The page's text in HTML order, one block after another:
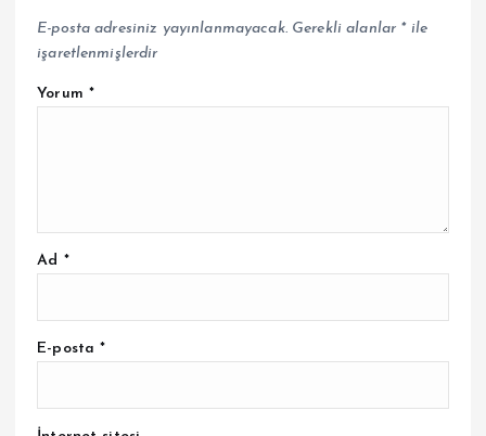
E-posta adresiniz yayınlanmayacak. Gerekli alanlar *ile
işaretlenmişlerdir
Yorum *
Ad *
E-posta*